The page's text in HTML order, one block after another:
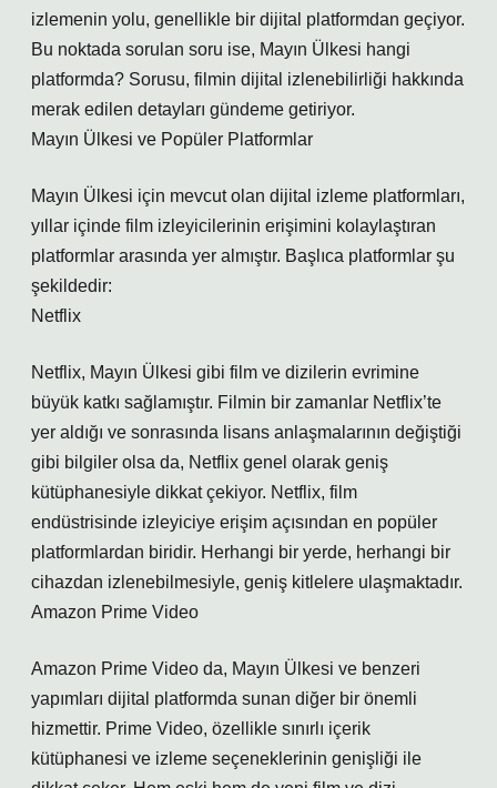
izlemenin yolu, genellikle bir dijital platformdan geçiyor.
Bu noktada sorulan soru ise, Mayın Ülkesi hangi
platformda? Sorusu, filmin dijital izlenebilirliği hakkında
merak edilen detayları gündeme getiriyor.
Mayın Ülkesi ve Popüler Platformlar
Mayın Ülkesi için mevcut olan dijital izleme platformları,
yıllar içinde film izleyicilerinin erişimini kolaylaştıran
platformlar arasında yer almıştır. Başlıca platformlar şu
şekildedir:
Netflix
Netflix, Mayın Ülkesi gibi film ve dizilerin evrimine
büyük katkı sağlamıştır. Filmin bir zamanlar Netflix’te
yer aldığı ve sonrasında lisans anlaşmalarının değiştiği
gibi bilgiler olsa da, Netflix genel olarak geniş
kütüphanesiyle dikkat çekiyor. Netflix, film
endüstrisinde izleyiciye erişim açısından en popüler
platformlardan biridir. Herhangi bir yerde, herhangi bir
cihazdan izlenebilmesiyle, geniş kitlelere ulaşmaktadır.
Amazon Prime Video
Amazon Prime Video da, Mayın Ülkesi ve benzeri
yapımları dijital platformda sunan diğer bir önemli
hizmettir. Prime Video, özellikle sınırlı içerik
kütüphanesi ve izleme seçeneklerinin genişliği ile